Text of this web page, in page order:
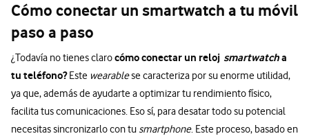
y AA.PP.
Cómo conectar un smartwatch a tu móvil
paso a paso
¿Todavía no tienes clarocómo conectar un reloj smartwatcha
tu teléfono?Este wearablese caracteriza por su enorme utilidad,
ya que, además de ayudarte a optimizar tu rendimiento físico,
facilita tus comunicaciones. Eso sí, para desatar todo su potencial
necesitas sincronizarlo con tu smartphone. Este proceso, basado en